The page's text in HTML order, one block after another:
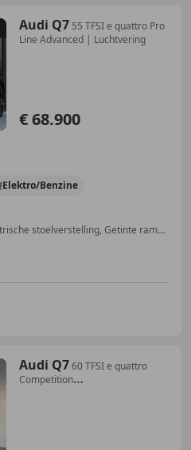
Audi Q7 55 TFSI e quattro Pro
Line Advanced | Luchtvering
€ 68.900
Elektro/Benzine
Stoelventilatie, Luchtvering, Elektrische stoelverstelling, Getinte ramen, Trekhaak, Stuurwielverwarming, Keyless Entry, Head-up display
Audi Q760 TFSI e quattro
Competition